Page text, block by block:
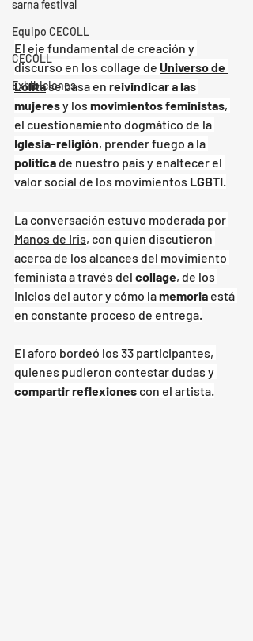
sarna festival
Equipo CECOLL
CECOLL
Exhibiciones
El eje fundamental de creación y
discurso en los collage de Universo de
Lolita se basa en reivindicar a las
mujeres y los movimientos feministas,
el cuestionamiento dogmático de la
Iglesia-religión, prender fuego a la
política de nuestro país y enaltecer el
valor social de los movimientos LGBTI.
La conversación estuvo moderada por
Manos de Iris, con quien discutieron
acerca de los alcances del movimiento
feminista a través del collage, de los
inicios del autor y cómo la memoria está
en constante proceso de entrega.
El aforo bordeó los 33 participantes,
quienes pudieron contestar dudas y
compartir reflexiones con el artista.